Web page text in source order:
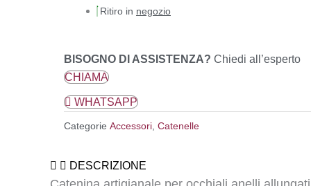
Ritiro in negozio
BISOGNO DI ASSISTENZA? Chiedi all’esperto
CHIAMA
WHATSAPP
Categorie Accessori, Catenelle
DESCRIZIONE